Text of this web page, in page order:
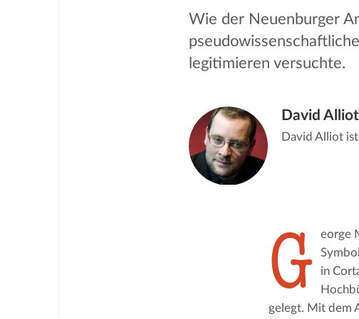
Wie der Neuenburger
legitimieren versuchte.
David Alliot
David Alliot
G
eorge
in
gelegt. Mit dem